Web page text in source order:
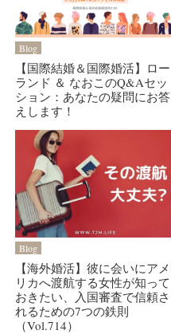
Blog
【国際結婚＆国際婚活】ロー
ランド ＆ なおこのQ&Aセッ
ション：あなたの疑問にお答
えします！
Blog
【海外婚活】彼に会いにアメ
リカへ渡航する女性が知って
おきたい、入国審査で信頼さ
れるための7つの鉄則
（Vol.714）